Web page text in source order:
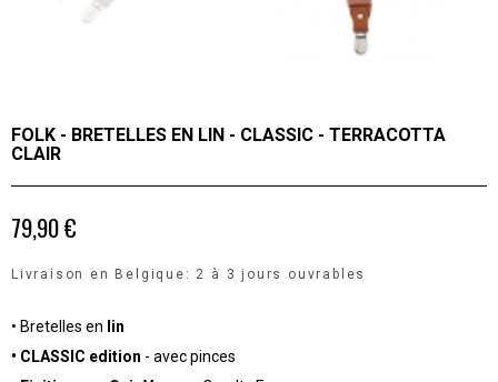
FOLK - BRETELLES EN LIN - CLASSIC - TERRACOTTA
CLAIR
79,90 €
Livraison en Belgique: 2 à 3 jours ouvrables
• Bretelles en lin
• CLASSIC edition - avec pinces